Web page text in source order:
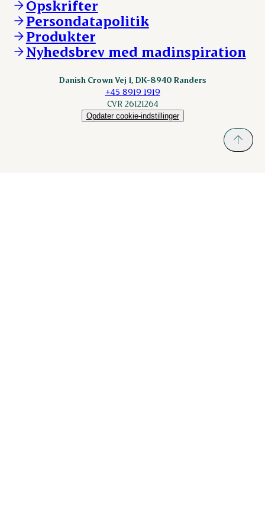
ESS-FOOD.com
Fonden Dansk Gastronomi
KLS.se
nordicspoor.com
Scanhide.dk
Opskrifter
Persondatapolitik
Produkter
Nyhedsbrev med madinspiration
Danish Crown Vej 1, DK-8940 Randers
+45 8919 1919
CVR 26121264
Opdater cookie-indstillinger